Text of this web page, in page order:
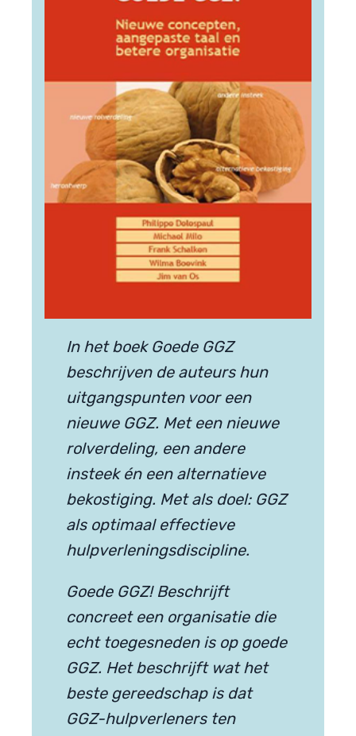
In het boek Goede GGZ
beschrijven de auteurs hun
uitgangspunten voor een
nieuwe GGZ. Met een nieuwe
rolverdeling, een andere
insteek én een alternatieve
bekostiging. Met als doel: GGZ
als optimaal effectieve
hulpverleningsdiscipline.
Goede GGZ! Beschrijft
concreet een organisatie die
echt toegesneden is op goede
GGZ. Het beschrijft wat het
beste gereedschap is dat
GGZ-hulpverleners ten